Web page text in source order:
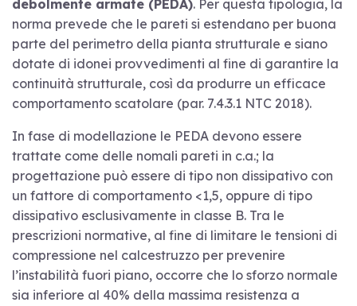
debolmente armate (PEDA). Per questa tipologia, la
norma prevede che le pareti si estendano per buona
parte del perimetro della pianta strutturale e siano
dotate di idonei provvedimenti al fine di garantire la
continuità strutturale, così da produrre un efficace
comportamento scatolare (par. 7.4.3.1 NTC 2018).
In fase di modellazione le PEDA devono essere
trattate come delle nomali pareti in c.a.; la
progettazione può essere di tipo non dissipativo con
un fattore di comportamento <1,5, oppure di tipo
dissipativo esclusivamente in classe B. Tra le
prescrizioni normative, al fine di limitare le tensioni di
compressione nel calcestruzzo per prevenire
l’instabilità fuori piano, occorre che lo sforzo normale
sia inferiore al 40% della massima resistenza a